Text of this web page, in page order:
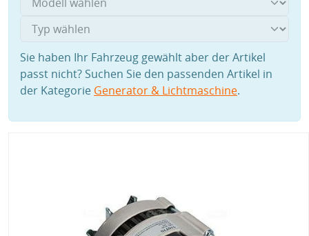
Sie haben Ihr Fahrzeug gewählt aber der Artikel
passt nicht? Suchen Sie den passenden Artikel in
der Kategorie Generator & Lichtmaschine.